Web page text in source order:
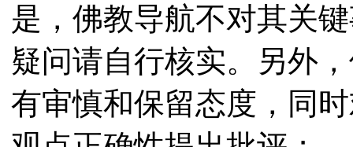
是，佛教导航不对其关
疑问请自行核实。另外
有审慎和保留态度，同